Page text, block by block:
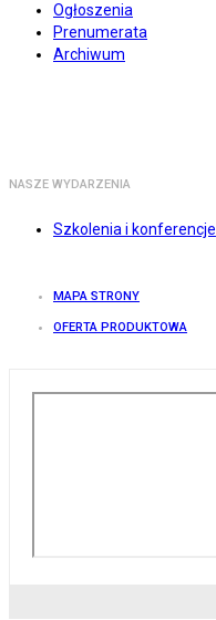
Ogłoszenia
Prenumerata
Archiwum
NASZE WYDARZENIA
Szkolenia i konferencje
MAPA STRONY
OFERTA PRODUKTOWA